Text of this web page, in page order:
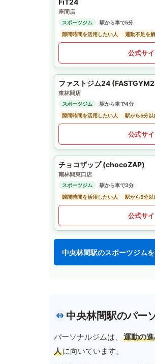
FiT24
座間店
スポーツジム
駅から車で5分
隙間時間を活用したい人
運動不足を
公式サ
ファストジム24
東林間店
スポーツジム
駅から車で4分
隙間時間を活用したい人
駅から5分以
公式サ
チョコザップ (chocoZAP)
南林間東口店
スポーツジム
駅から車で3分
隙間時間を活用したい人
駅から5分以
公式サ
中央林間駅のスポーツジム
中央林間駅のパー
パーソナルジムは、 運動の
人に向いています。